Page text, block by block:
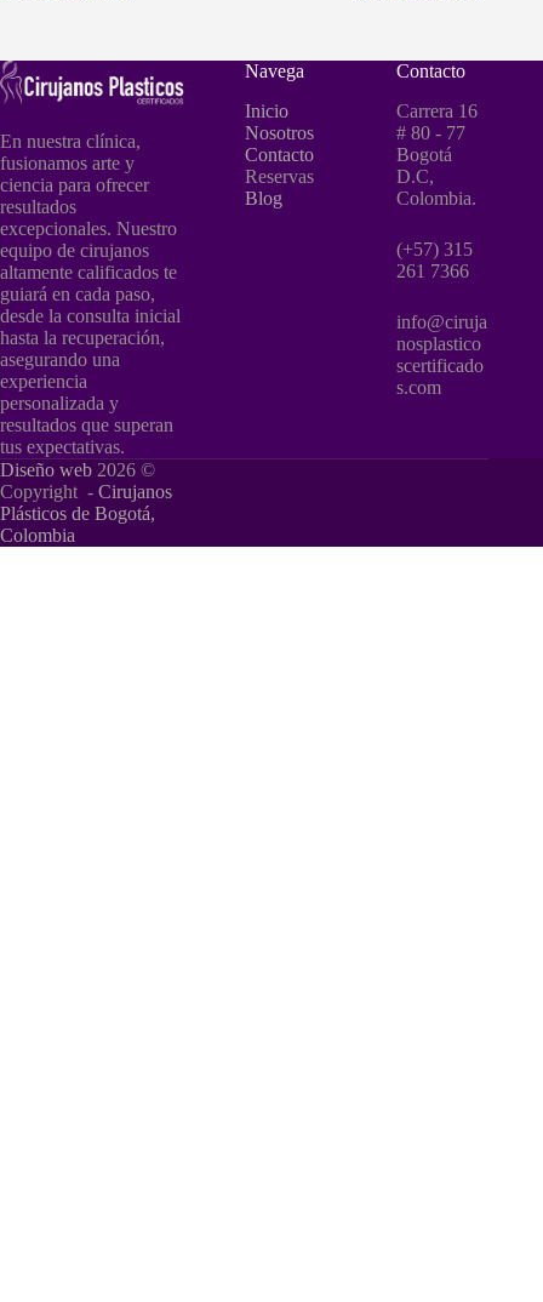
En nuestra clínica,
fusionamos arte y
ciencia para ofrecer
resultados
excepcionales. Nuestro
equipo de cirujanos
altamente calificados te
guiará en cada paso,
desde la consulta inicial
hasta la recuperación,
asegurando una
experiencia
personalizada y
resultados que superan
tus expectativas.
Navega
Inicio
Nosotros
Contacto
Reservas
Blog
Contacto
Carrera 16
# 80 - 77
Bogotá
D.C,
Colombia.
(+57) 315
261 7366
info@ciruja
nosplastico
scertificado
s.com
Diseño web 2026 ©
Copyright - Cirujanos
Plásticos de Bogotá,
Colombia